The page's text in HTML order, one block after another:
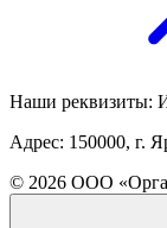
Наши реквизиты:
Адрес: 150000, г.
© 2026 ООО